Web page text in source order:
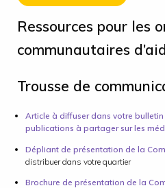
Ressources pour les
communautaires
Trousse de
Article à diffuser dans votre
publications à partager sur les
Dépliant de présentation de la
distribuer dans votre quartier
Brochure de présentation de la